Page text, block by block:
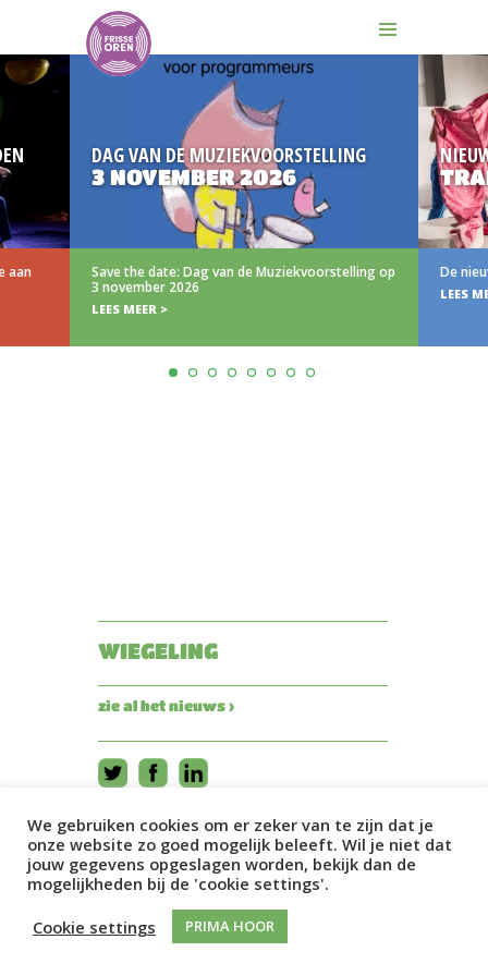
DAG VAN DE MUZIEKVOORSTELLING
3 NOVEMBER 2026
Save the date: Dag van de Muziekvoorstelling op
3 november 2026
LEES MEER >
NIEUW
De
LEES
WIEGELING
zie al het nieuws ›
We gebruiken cookies om er zeker van te zijn dat je
onze website zo goed mogelijk beleeft. Wil je niet dat
jouw gegevens opgeslagen worden, bekijk dan de
mogelijkheden bij de 'cookie settings'.
Cookie settings
PRIMA HOOR